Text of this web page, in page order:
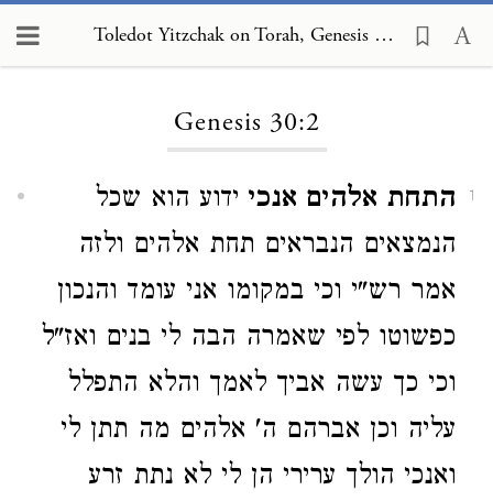
Toledot Yitzchak on Torah, Genesis 30:2
Genesis 30:2
1 התחת אלהים אנכי ידוע הוא שכל
הנמצאים הנבראים תחת אלהים ולזה
אמר רש"י וכי במקומו אני עומד והנכון
כפשוטו לפי שאמרה הבה לי בנים ואז"ל
וכי כך עשה אביך לאמך והלא התפלל
עליה וכן אברהם ה' אלהים מה תתן לי
ואנכי הולך ערירי הן לי לא נתת זרע